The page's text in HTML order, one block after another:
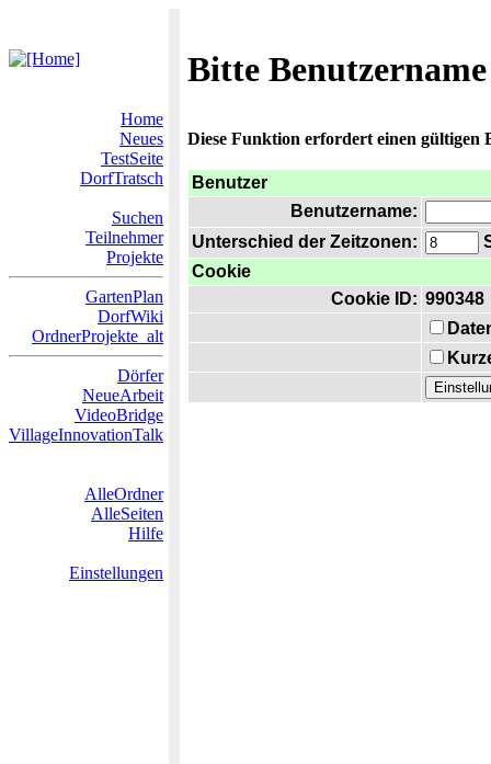
Bitte
Home
Neues
TestSeite
DorfTratsch
Suchen
Teilnehmer
Projekte
GartenPlan
DorfWiki
OrdnerProjekte_alt
Dörfer
NeueArbeit
VideoBridge
VillageInnovationTalk
AlleOrdner
AlleSeiten
Hilfe
Einstellungen
Diese Funktion erfordert einen gültigen
Benutzer
Benutzername:
Unterschied der Zeitzonen:
Cookie
Cookie ID: 990348